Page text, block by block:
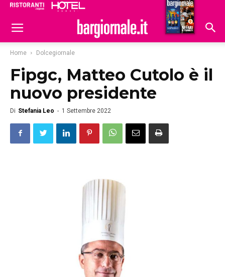
Hoteldomani
Home Dolcegiornale
Fipgc, Matteo Cutolo è il
nuovo presidente
Di Stefania Leo - 1 Settembre 2022